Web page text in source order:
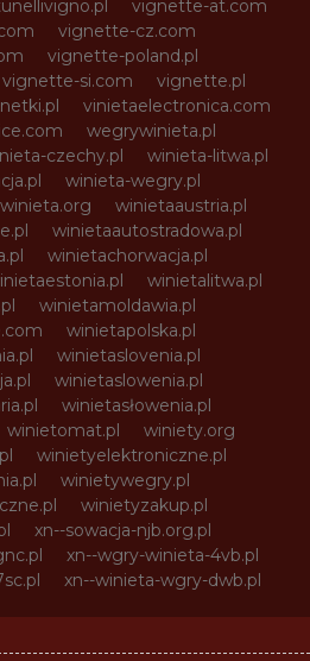
vignette-at.com
vignette-cz.com
vignette-poland.pl
vignette-si.com
vignette.pl
vinietaelectronica.com
wegrywinieta.pl
czechy.pl
winieta-litwa.pl
winieta-wegry.pl
winieta.org
winietaaustria.pl
winietaautostradowa.pl
winietachorwacja.pl
winietalitwa.pl
winietamoldawia.pl
winietapolska.pl
winietaslovenia.pl
winietaslowenia.pl
winietasłowenia.pl
winietomat.pl
winiety.org
winietyelektroniczne.pl
winietywegry.pl
winietyzakup.pl
xn--sowacja-njb.org.pl
xn--wgry-winieta-4vb.pl
xn--winieta-wgry-dwb.pl